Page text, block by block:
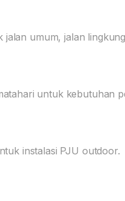
umum, jalan
untuk kebutuhan
instalasi PJU outdoor.